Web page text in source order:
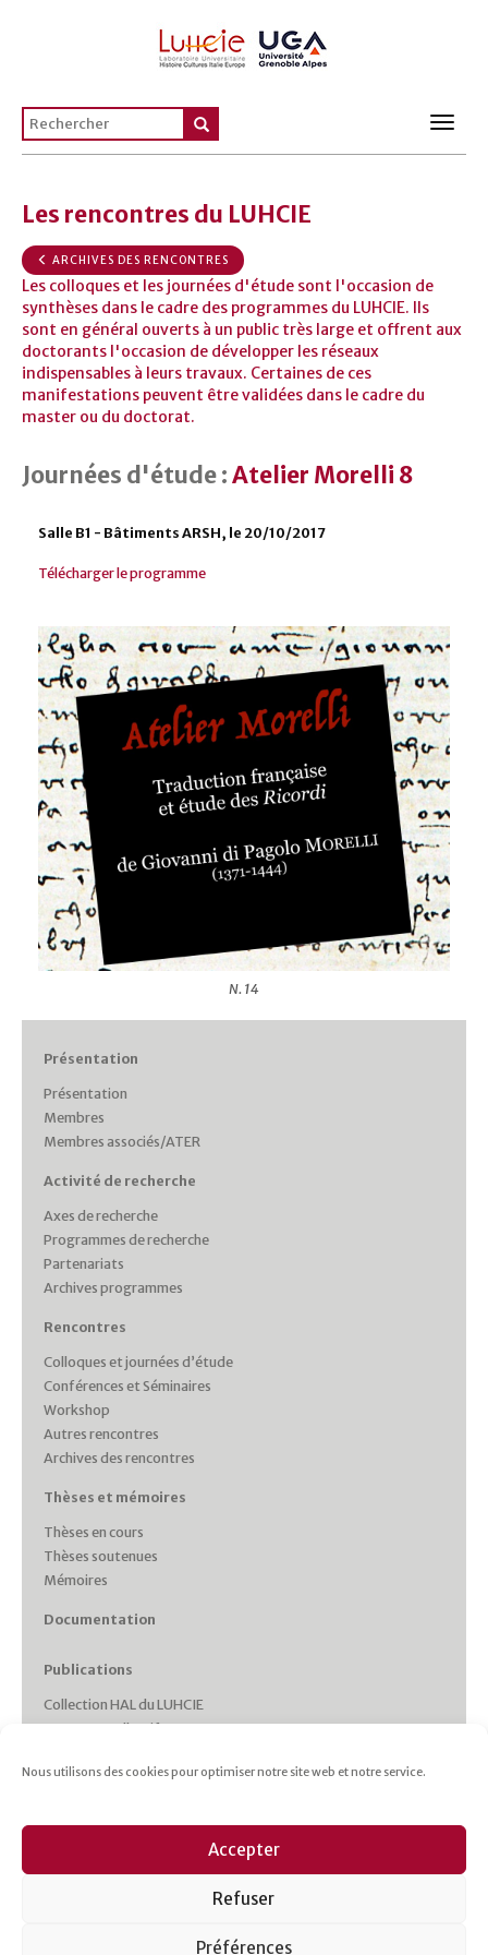
Nous utilisons des cookies pour optimiser notre site web et notre service.
Accepter
Refuser
Préférences
Les rencontres du LUHCIE
ARCHIVES DES RENCONTRES
Les colloques et les journées d'étude sont l'occasion de
synthèses dans le cadre des programmes du LUHCIE. Ils
sont en général ouverts à un public très large et offrent aux
doctorants l'occasion de développer les réseaux
indispensables à leurs travaux. Certaines de ces
manifestations peuvent être validées dans le cadre du
master ou du doctorat.
Journées d'étude :Atelier Morelli 8
Salle B1 - Bâtiments ARSH, le 20/10/2017
Télécharger le programme
N. 14
Présentation
Présentation
Membres
Membres associés/ATER
Activité de recherche
Axes de recherche
Programmes de recherche
Partenariats
Archives programmes
Rencontres
Colloques et journées d’étude
Conférences et Séminaires
Workshop
Autres rencontres
Archives des rencontres
Thèses et mémoires
Thèses en cours
Thèses soutenues
Mémoires
Documentation
Publications
Collection HAL du LUHCIE
Ouvrages collectifs
Working Papers
Italie plurielle
Cahiers d’études italiennes
Les cahiers du CRHIPA